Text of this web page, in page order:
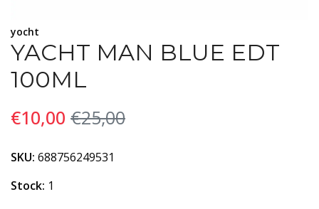
yocht
YACHT MAN BLUE EDT
100ML
€10,00 €25,00
SKU: 688756249531
Stock: 1